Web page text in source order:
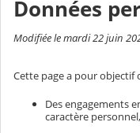
Données
Modifiée le mardi 22 juin
Cette page a pour objectif
Des engagements
caractère personnel,